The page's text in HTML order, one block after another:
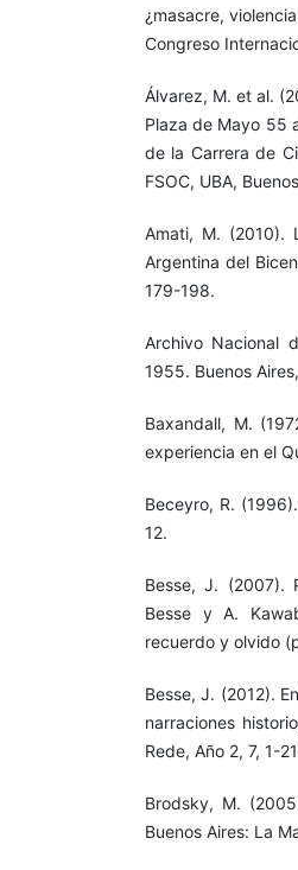
¿masacre,
Congreso
Álvarez, M. et al.
Plaza de Mayo 55
de la Carrera de
FSOC, UBA,
Amati, M. (2010).
Argentina del
179-198.
Archivo Nacional
1955. Buenos
Baxandall, M.
experiencia en el
Beceyro, R.
12.
Besse, J. (2007).
Besse y A.
recuerdo y olvido
Besse, J. (2012).
narraciones
Rede, Año 2, 7, 1-
Brodsky, M.
Buenos Aires: La